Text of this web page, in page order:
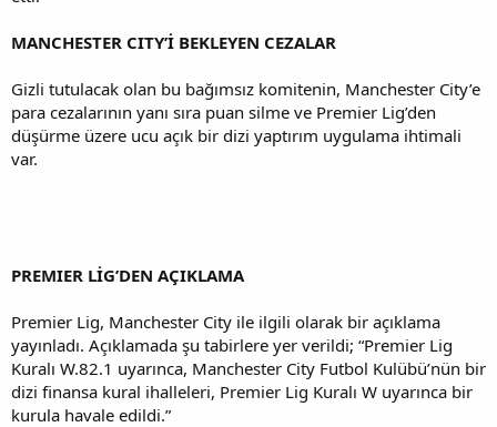
MANCHESTER CITY’İ BEKLEYEN CEZALAR
Gizli tutulacak olan bu bağımsız komitenin, Manchester City’e
para cezalarının yanı sıra puan silme ve Premier Lig’den
düşürme üzere ucu açık bir dizi yaptırım uygulama ihtimali
var.
PREMIER LİG’DEN AÇIKLAMA
Premier Lig, Manchester City ile ilgili olarak bir açıklama
yayınladı. Açıklamada şu tabirlere yer verildi; “Premier Lig
Kuralı W.82.1 uyarınca, Manchester City Futbol Kulübü’nün bir
dizi finansa kural ihalleleri, Premier Lig Kuralı W uyarınca bir
kurula havale edildi.”